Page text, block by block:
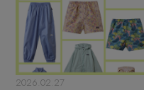
2026.02.27